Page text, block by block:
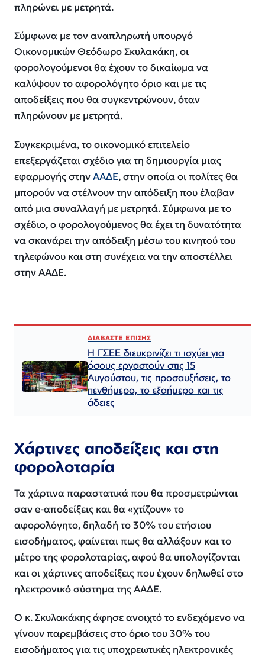
πληρώνει με μετρητά.
Σύμφωνα με τον αναπληρωτή υπουργό
Οικονομικών Θεόδωρο Σκυλακάκη, οι
φορολογούμενοι θα έχουν το δικαίωμα να
καλύψουν το αφορολόγητο όριο και με τις
αποδείξεις που θα συγκεντρώνουν, όταν
πληρώνουν με μετρητά.
Συγκεκριμένα, το οικονομικό επιτελείο
επεξεργάζεται σχέδιο για τη δημιουργία μιας
εφαρμογής στηνΑΑΔΕ, στην οποία οι πολίτες θα
μπορούν να στέλνουν την απόδειξη που έλαβαν
από μια συναλλαγή με μετρητά. Σύμφωνα με το
σχέδιο, ο φορολογούμενος θα έχει τη δυνατότητα
να σκανάρει την απόδειξη μέσω του κινητού του
τηλεφώνου και στη συνέχεια να την αποστέλλει
στην ΑΑΔΕ.
ΔΙΑΒΑΣΤΕ ΕΠΙΣΗΣ
Η ΓΣΕΕ διευκρινίζει τι ισχύει για
όσους εργαστούν στις 15
Αυγούστου, τις προσαυξήσεις, το
πενθήμερο, το εξαήμερο και τις
άδειες
Χάρτινες αποδείξεις και στη
φορολοταρία
Τα χάρτινα παραστατικά που θα προσμετρώνται
σαν e-αποδείξεις και θα «χτίζουν» το
αφορολόγητο, δηλαδή το 30% του ετήσιου
εισοδήματος, φαίνεται πως θα αλλάξουν και το
μέτρο της φορολοταρίας, αφού θα υπολογίζονται
και οι χάρτινες αποδείξεις που έχουν δηλωθεί στο
ηλεκτρονικό σύστημα της ΑΑΔΕ.
Ο κ. Σκυλακάκης άφησε ανοιχτό το ενδεχόμενο να
γίνουν παρεμβάσεις στο όριο του 30% του
εισοδήματος για τις υποχρεωτικές ηλεκτρονικές